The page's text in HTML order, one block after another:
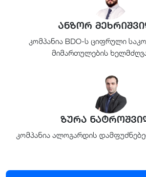
ანზორ
კომპანია BDO-ს ციფრული
მიმართულების
ზურა
კომპანია ალოგარდის